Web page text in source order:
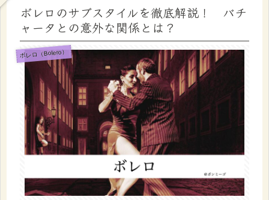
ボレロのサブスタイルを徹底解説！ バチ
ャータとの意外な関係とは？
ボレロ（Bolero）